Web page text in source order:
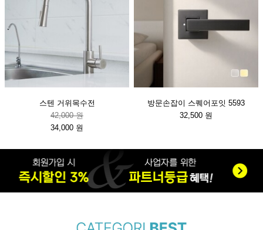
스텐 거위목수전
42,000 원
34,000 원
방문손잡이 스퀘어포잇 5593
32,500 원